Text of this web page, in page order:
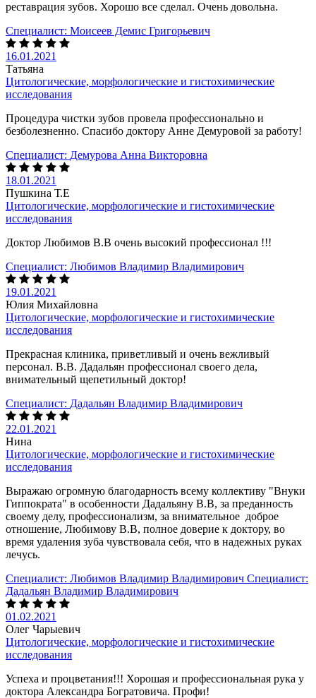
реставрация зубов. Хорошо все сделал. Очень довольна.
Специалист: Моисеев Демис Григорьевич
16.01.2021
Татьяна
Цитологические, морфологические и гистохимические
исследования
Процедура чистки зубов провела профессионально и
безболезненно. Спасибо доктору Анне Демуровой за работу!
Специалист: Демурова Анна Викторовна
18.01.2021
Пушкина Т.Е
Цитологические, морфологические и гистохимические
исследования
Доктор Любимов В.В очень высокий профессионал !!!
Специалист: Любимов Владимир Владимирович
19.01.2021
Юлия Михайловна
Цитологические, морфологические и гистохимические
исследования
Прекрасная клиника, приветливый и очень вежливый
персонал. В.В. Дадальян профессионал своего дела,
внимательный щепетильный доктор!
Специалист: Дадальян Владимир Владимирович
22.01.2021
Нина
Цитологические, морфологические и гистохимические
исследования
Выражаю огромную благодарность всему коллективу "Внуки
Гиппократа" в особенности Дадальяну В.В, за преданность
своему делу, профессионализм, за внимательное доброе
отношение, Любимову В.В, полное доверие к доктору, во
время удаления зуба чувствовала себя, что в надежных руках
лечусь.
Специалист: Любимов Владимир Владимирович Специалист:
Дадальян Владимир Владимирович
01.02.2021
Олег Чарыевич
Цитологические, морфологические и гистохимические
исследования
Успеха и процветания!!! Хорошая и профессиональная рука у
доктора Александра Богратовича. Профи!